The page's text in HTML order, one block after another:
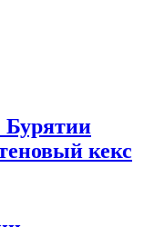
Бурятии
кекс